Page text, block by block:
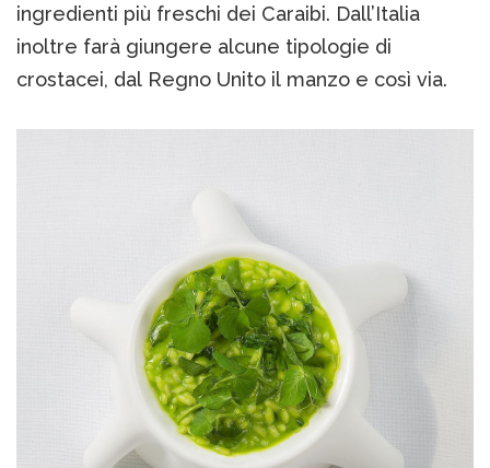
ingredienti più freschi dei Caraibi. Dall’Italia
inoltre farà giungere alcune tipologie di
crostacei, dal Regno Unito il manzo e così via.